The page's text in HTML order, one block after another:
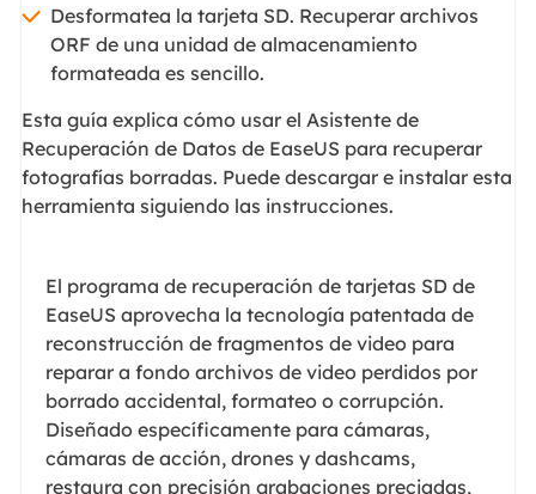
Desformatea la tarjeta SD. Recuperar archivos
ORF de una unidad de almacenamiento
formateada es sencillo.
Esta guía explica cómo usar el Asistente de
Recuperación de Datos de EaseUS para recuperar
fotografías borradas. Puede descargar e instalar esta
herramienta siguiendo las instrucciones.
El programa de recuperación de tarjetas SD de
EaseUS aprovecha la tecnología patentada de
reconstrucción de fragmentos de video para
reparar a fondo archivos de video perdidos por
borrado accidental, formateo o corrupción.
Diseñado específicamente para cámaras,
cámaras de acción, drones y dashcams,
restaura con precisión grabaciones preciadas,